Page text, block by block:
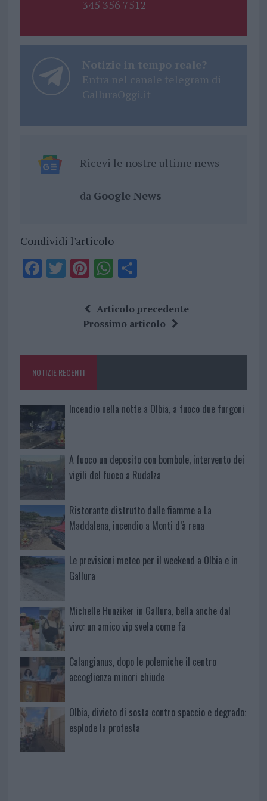
345 356 7512
Notizie in tempo reale?
Entra nel canale telegram di
GalluraOggi.it
Ricevi le nostre ultime news
da Google News
Condividi l'articolo
F
o
k
T Pi
te
re
W
at
s
p
S
a
re
Articolo precedente
Prossimo articolo
NOTIZIE RECENTI
Incendio nella notte a Olbia, a fuoco due furgoni
A fuoco un deposito con bombole, intervento dei
vigili del fuoco a Rudalza
Ristorante distrutto dalle fiamme a La
Maddalena, incendio a Monti d’à rena
Le previsioni meteo per il weekend a Olbia e in
Gallura
Michelle Hunziker in Gallura, bella anche dal
vivo: un amico vip svela come fa
Calangianus, dopo le polemiche il centro
accoglienza minori chiude
Olbia, divieto di sosta contro spaccio e degrado:
esplode la protesta